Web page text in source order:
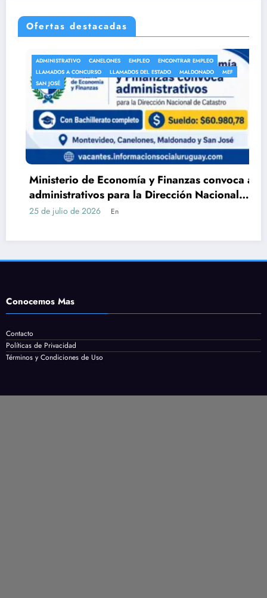
Ofertas destacadas
ADMINISTRATIVO CANELONES EMPLEO
ENCONTRAR EMPLEO
LLAMADOS A CONCURSO
LLAMADOS DEL ESTADO MALDONADO
MEF
SAN JOSÉ
Ministerio de Economía y Finanzas convoca a
administrativos para la Dirección Nacional
de Catastro con Bachillerato
25 de julio de 2026
Conocemos Mas
Contacto
Políticas de Privacidad
Términos y Condiciones de Uso